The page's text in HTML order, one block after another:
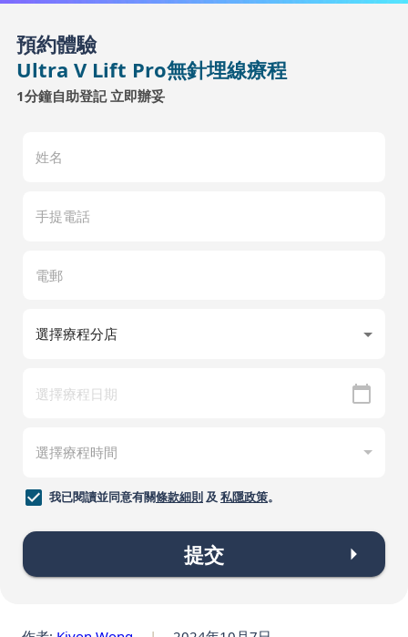
預約體驗
Ultra V Lift Pro無針埋線療程
1分鐘自助登記 立即辦妥
我已閱讀並同意有關條款細則及 私隱政策。
提交